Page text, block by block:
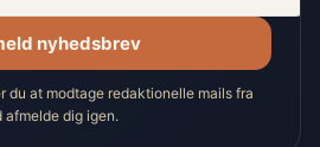
nyhedsbrev
du at modtage redaktionelle mails fra
afmelde dig igen.